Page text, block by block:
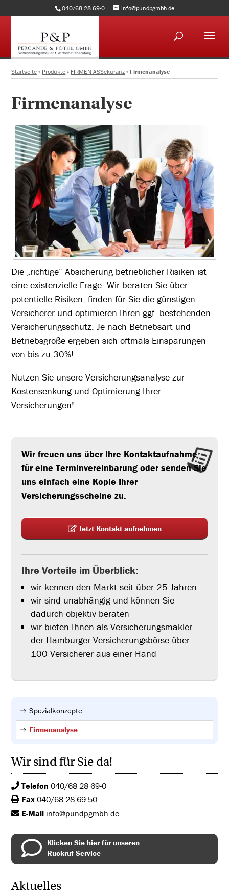
040/68 28 69-0 info@pundpgmbh.de
Startseite » Produkte » FIRMEN-ASSekuranz »Firmenanalyse
Firmenanalyse
Die „richtige“ Absicherung betrieblicher Risiken ist
eine existenzielle Frage. Wir beraten Sie über
potentielle Risiken, finden für Sie die günstigen
Versicherer und optimieren Ihren ggf. bestehenden
Versicherungsschutz. Je nach Betriebsart und
Betriebsgröße ergeben sich oftmals Einsparungen
von bis zu 30%!
Nutzen Sie unsere Versicherungsanalyse zur
Kostensenkung und Optimierung Ihrer
Versicherungen!
Wir freuen uns über Ihre Kontaktaufnahme
für eine Terminvereinbarung oder senden Sie
uns einfach eine Kopie Ihrer
Versicherungsscheine zu.
Jetzt Kontakt aufnehmen
Ihre Vorteile im Überblick:
wir kennen den Markt seit über 25 Jahren
wir sind unabhängig und können Sie
dadurch objektiv beraten
wir bieten Ihnen als Versicherungsmakler
der Hamburger Versicherungsbörse über
100 Versicherer aus einer Hand
Spezialkonzepte
Firmenanalyse
Wir sind für Sie da!
Telefon 040/68 28 69-0
Fax 040/68 28 69-50
E-Mail info@pundpgmbh.de
Klicken Sie hier für unseren
Rückruf-Service
Aktuelles